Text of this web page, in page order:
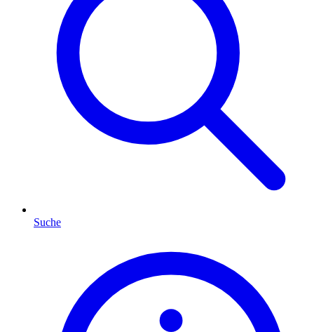
Suche